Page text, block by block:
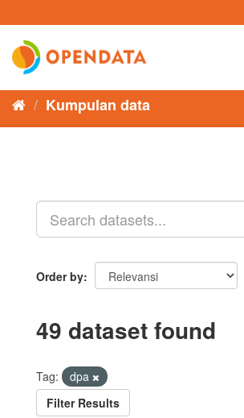
to
content
Kumpulan data
Order by
49 dataset found
Tag:
dpa
Filter Results